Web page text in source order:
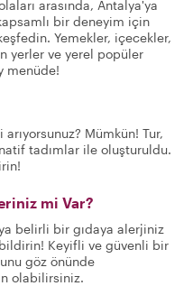
arasında, Antalya'ya
bir deneyim için
Yemekler, içecekler,
yerler ve yerel popüler
menüde!
Mümkün! Tur,
tadımlar ile oluşturuldu.
mi Var?
belirli bir gıdaya alerjiniz
Keyifli ve güvenli bir
göz önünde
olabilirsiniz.